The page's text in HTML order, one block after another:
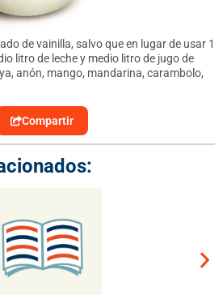
de vainilla, salvo que en lugar de usar 1
litro de leche y medio litro de jugo de
anón, mango, mandarina, carambolo,
Compartir